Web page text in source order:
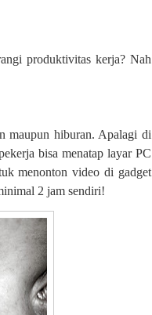
produktivitas kerja? Nah
maupun hiburan. Apalagi di
bisa menatap layar PC
menonton video di gadget
2 jam sendiri!